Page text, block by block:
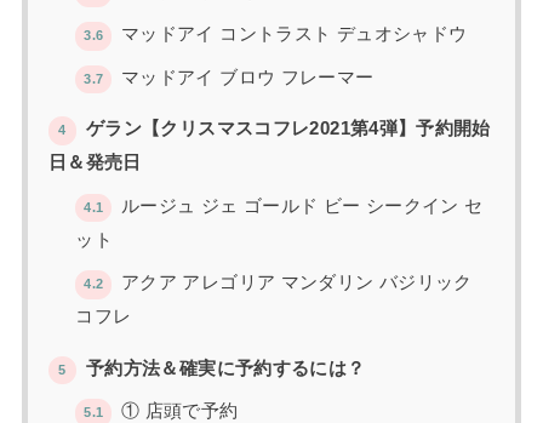
3.6 マッドアイ コントラスト デュオシャドウ
3.7 マッドアイ ブロウ フレーマー
4
ゲラン【クリスマスコフレ2021第4弾】予約開始
日＆発売日
4.1
ルージュ ジェ ゴールド ビー シークイン セ
ット
4.2
アクア アレゴリア マンダリン バジリック
コフレ
5 予約方法＆確実に予約するには？
5.1 ① 店頭で予約